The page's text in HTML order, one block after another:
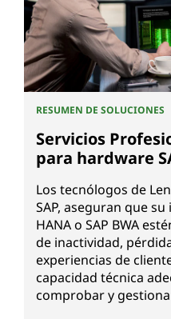
RESUMEN DE SOLUCIONES
Servicios
para hardware
Los tecnólogos de
SAP, aseguran que
HANA o SAP BWA
de inactividad,
experiencias de
capacidad técnica
comprobar y